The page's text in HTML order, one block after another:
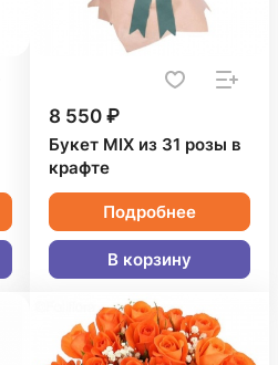
8 550 ₽
Букет MIX из 31 розы в
крафте
Подробнее
В корзину